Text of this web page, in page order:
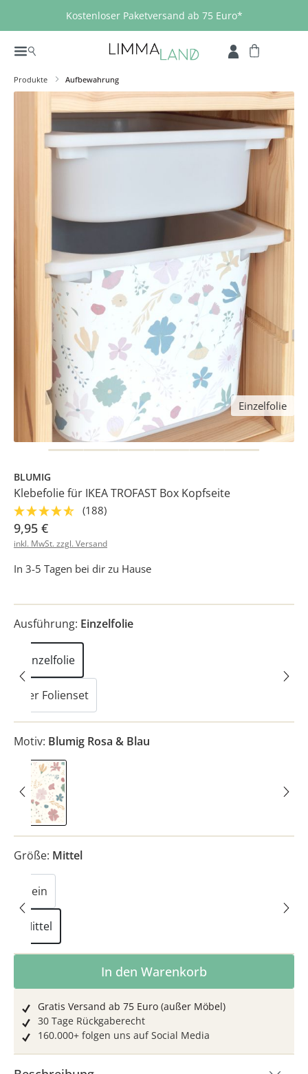
Zum Hauptinhalt springen
Kostenloser Paketversand ab 75 Euro*
Produkte Aufbewahrung
Einzelfolie
BLUMIG
Klebefolie für IKEA TROFAST Box Kopfseite
(188)
9,95 €
inkl. MwSt. zzgl. Versand
In 3-5 Tagen bei dir zu Hause
Ausführung: Einzelfolie
Einzelfolie
3er Folienset
Motiv: Blumig Rosa & Blau
Blumig Rosa & Blau
Größe: Mittel
Klein
Mittel
Produkt Anzahl: Gib den gewünschten
In den Warenkorb
Gratis Versand ab 75 Euro (außer Möbel)
30 Tage Rückgaberecht
160.000+ folgen uns auf Social Media